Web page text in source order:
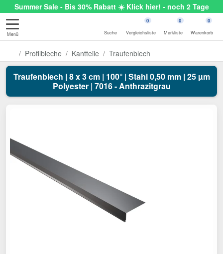
Summer Sale - Bis 30% Rabatt ☀️ Klick hier! - noch 2 Tage
Menü Suche
0
Vergleichsliste
0
Merkliste
0
Warenkorb
Profilbleche Kantteile Traufenblech
Traufenblech | 8 x 3 cm | 100° | Stahl 0,50 mm | 25 µm
Polyester | 7016 - Anthrazitgrau